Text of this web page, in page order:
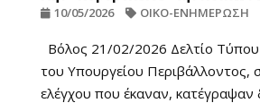
10/05/2026 ΟΙΚΟ-ΕΝΗΜΕΡΩΣΗ
Βόλος 21/02/2026 Δελτίο Τύπου
του Υπουργείου Περιβάλλοντος,
ελέγχου που έκαναν, κατέγραψαν